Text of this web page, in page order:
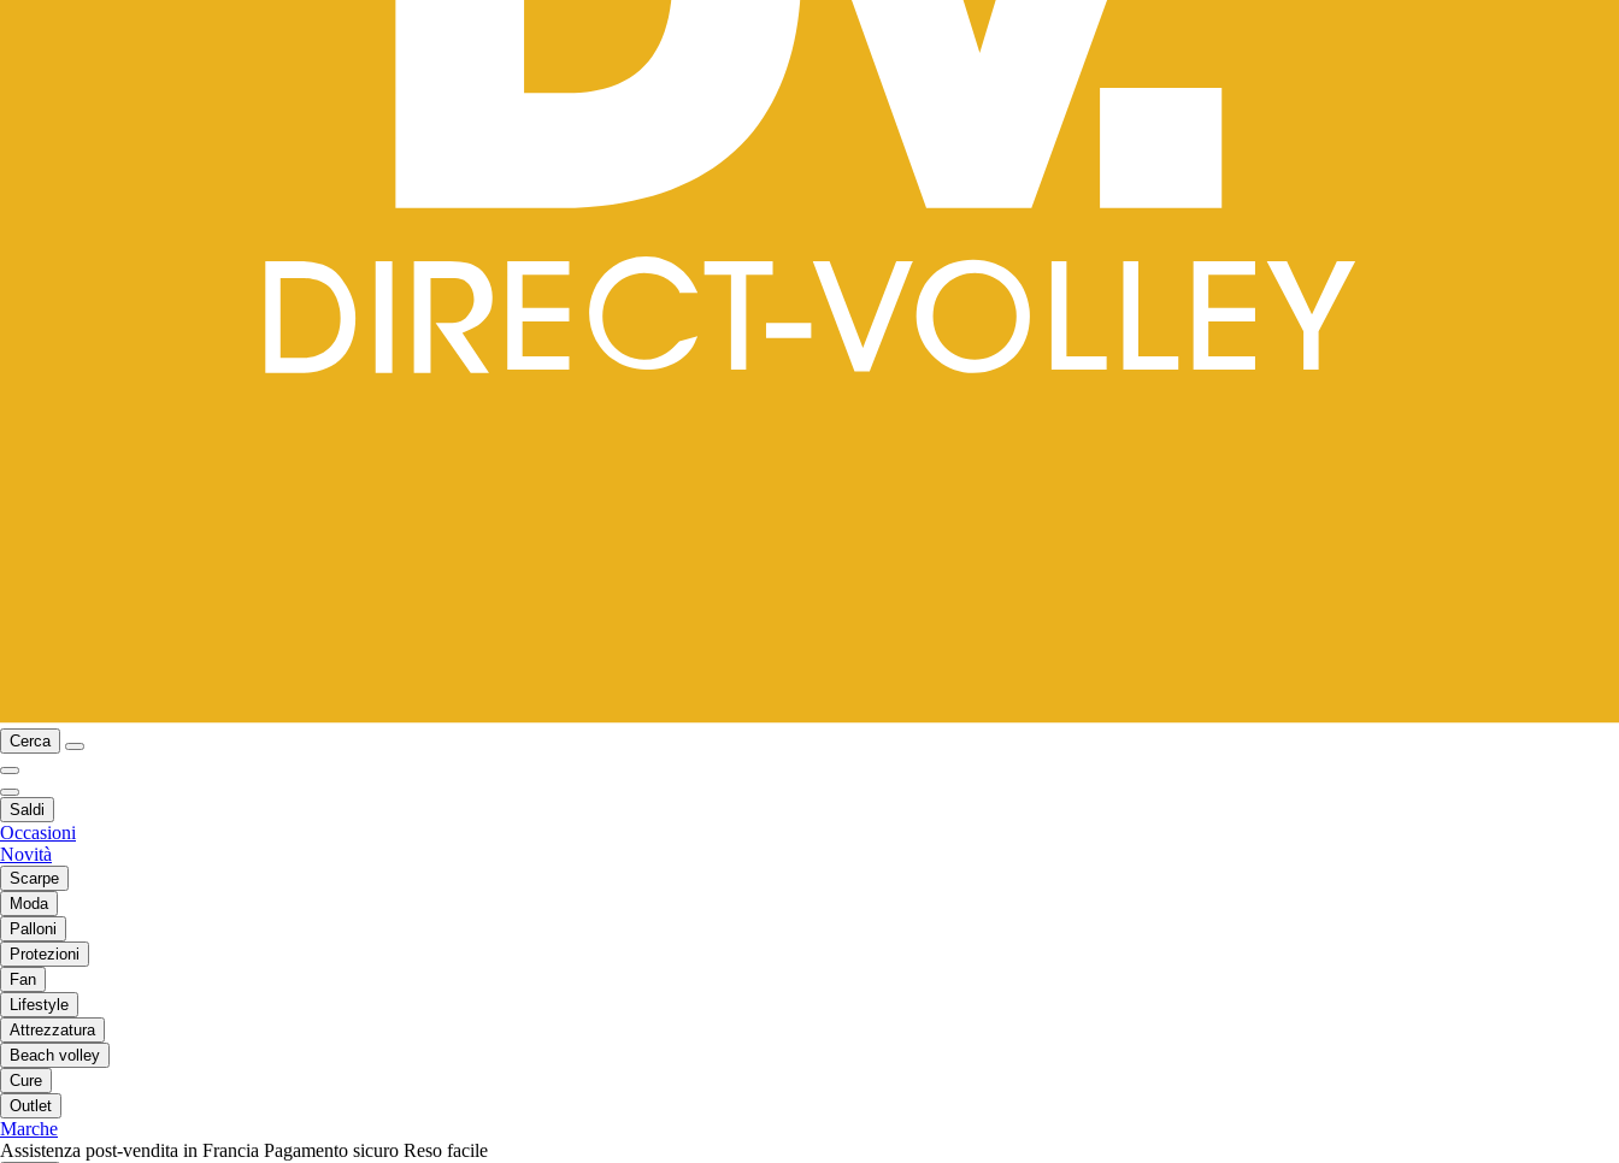
Cerca
Saldi
Occasioni
Novità
Scarpe
Moda
Palloni
Protezioni
Fan
Lifestyle
Attrezzatura
Beach volley
Cure
Outlet
Marche
Assistenza post-vendita in Francia Pagamento sicuro Reso facile